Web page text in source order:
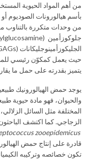
من أهم المواد الحيوية
بأسم هيالورونات الصوديوم
يتميز بقدرته على حمل ما يقارب 1000 ضعف وزنه
يوجد حمض الهيالورونيك
والحيوان، فهو مادة حيوية
المختلفة مثل السائل
الزجاجي. كما اكتشف الباحثون
Streptococcus zooepidemicus
قادرة على إنتاج حمض
تكون خصائصه وتركيبه